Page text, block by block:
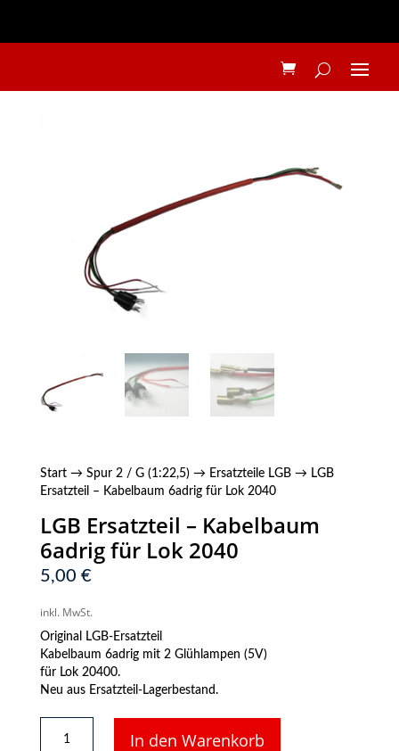
Start→ Spur 2 / G (1:22,5)→ Ersatzteile LGB→ LGB
Ersatzteil – Kabelbaum 6adrig für Lok 2040
LGB Ersatzteil – Kabelbaum
6adrig für Lok 2040
5,00 €
inkl. MwSt.
Original LGB-Ersatzteil
Kabelbaum 6adrig mit 2 Glühlampen (5V)
für Lok 20400.
Neu aus Ersatzteil-Lagerbestand.
Ersatzteil
In den Warenkorb